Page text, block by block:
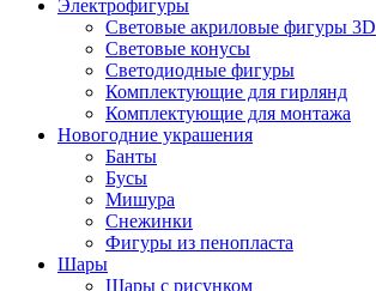
Электрофигуры
Световые акриловые фигуры 3D
Световые конусы
Светодиодные фигуры
Комплектующие для гирлянд
Комплектующие для монтажа
Новогодние украшения
Банты
Бусы
Мишура
Снежинки
Фигуры из пенопласта
Шары
Шары с рисунком